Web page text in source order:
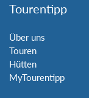
Tourentipp
Über uns
Touren
Hütten
MyTourentipp